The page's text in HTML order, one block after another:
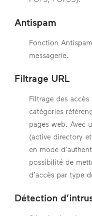
Antispam
Fonction
messagerie.
Filtrage URL
Filtrage des accès
catégories
pages web. Avec
(active directory
en mode
possibilité de
d’accès par type
Détection